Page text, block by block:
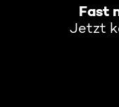
Fast
Jetzt